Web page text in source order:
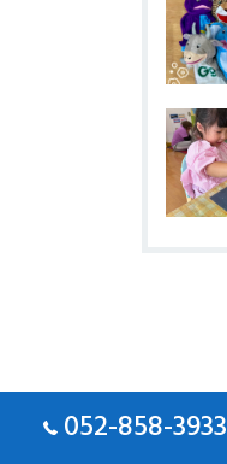
052-858-3933